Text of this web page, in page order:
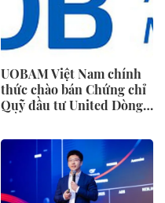
UOBAM Việt Nam chính
thức chào bán Chứng chỉ
Quỹ đầu tư United Dòng